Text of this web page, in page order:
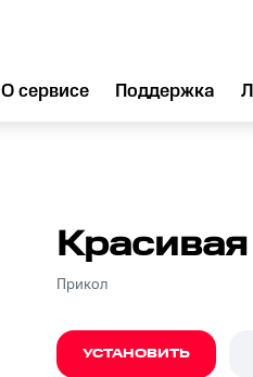
О сервисе Поддержка
Прикол
УСТАНОВИТЬ